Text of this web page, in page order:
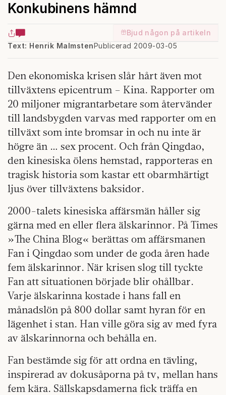
Konkubinens hämnd
Bjud någon på artikeln
Text: Henrik MalmstenPublicerad 2009-03-05
Den ekonomiska krisen slår hårt även mot
tillväxtens epicentrum – Kina. Rapporter om
20 miljoner migrantarbetare som återvänder
till landsbygden varvas med rapporter om en
tillväxt som inte bromsar in och nu inte är
högre än … sex procent. Och från Qingdao,
den kinesiska ölens hemstad, rapporteras en
tragisk historia som kastar ett obarmhärtigt
ljus över tillväxtens baksidor.
2000-talets kinesiska affärsmän håller sig
gärna med en eller flera älskarinnor. På Times
»The China Blog« berättas om affärsmanen
Fan i Qingdao som under de goda åren hade
fem älskarinnor. När krisen slog till tyckte
Fan att situationen började blir ohållbar.
Varje älskarinna kostade i hans fall en
månadslön på 800 dollar samt hyran för en
lägenhet i stan. Han ville göra sig av med fyra
av älskarinnorna och behålla en.
Fan bestämde sig för att ordna en tävling,
inspirerad av dokusåporna på tv, mellan hans
fem kära. Sällskapsdamerna fick träffa en